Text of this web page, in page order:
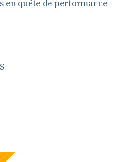
en quête de performance